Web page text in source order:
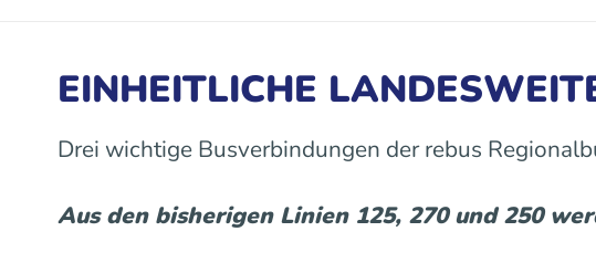
EINHEITLICHE
Drei wichtige Busverbindungen der rebus
Aus den bisherigen Linien 125, 270 und 250